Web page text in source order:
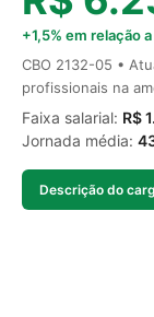
+1,5% em relação
CBO 2132-05 •
profissionais na
Faixa salarial: R$
Jornada média:
Descrição do